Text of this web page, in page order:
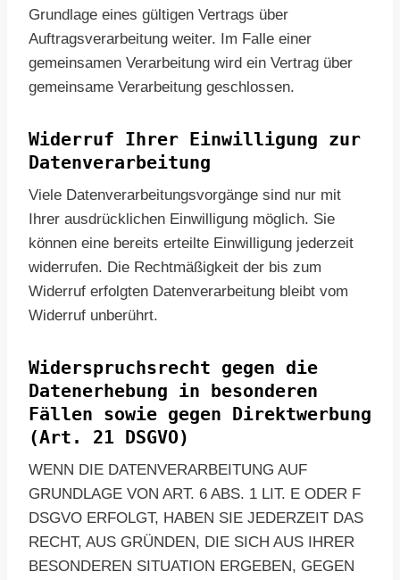
Grundlage eines gültigen Vertrags über
Auftragsverarbeitung weiter. Im Falle einer
gemeinsamen Verarbeitung wird ein Vertrag über
gemeinsame Verarbeitung geschlossen.
Widerruf Ihrer Einwilligung zur
Datenverarbeitung
Viele Datenverarbeitungsvorgänge sind nur mit
Ihrer ausdrücklichen Einwilligung möglich. Sie
können eine bereits erteilte Einwilligung jederzeit
widerrufen. Die Rechtmäßigkeit der bis zum
Widerruf erfolgten Datenverarbeitung bleibt vom
Widerruf unberührt.
Widerspruchsrecht gegen die
Datenerhebung in besonderen
Fällen sowie gegen Direktwerbung
(Art. 21 DSGVO)
WENN DIE DATENVERARBEITUNG AUF
GRUNDLAGE VON ART. 6 ABS. 1 LIT. E ODER F
DSGVO ERFOLGT, HABEN SIE JEDERZEIT DAS
RECHT, AUS GRÜNDEN, DIE SICH AUS IHRER
BESONDEREN SITUATION ERGEBEN, GEGEN